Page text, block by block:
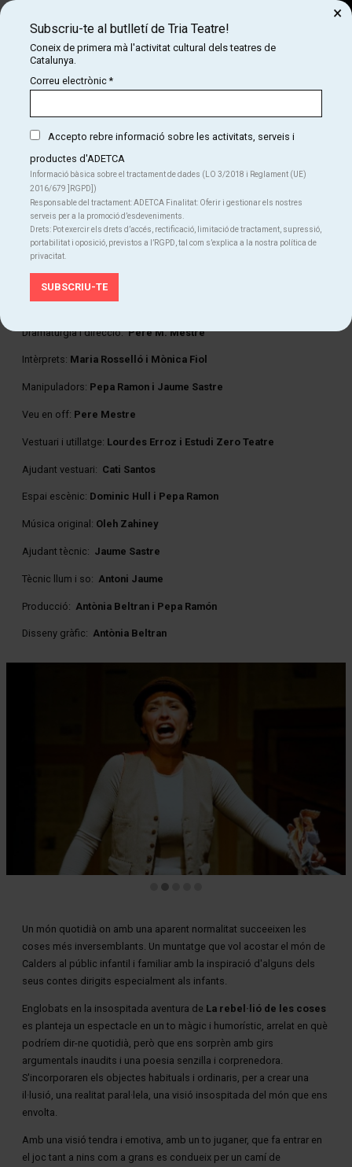
CARTELLERA
LA REBEL·LIÓ DE LES COSES
Recomanat: +3 anys
Del dj. 07.12.23al dv. 08.12.23
L'autèntica
Durada:60 min.
FITXA ARTÍSTICA
Dramatúrgia i direcció:Pere M. Mestre
Intèrprets: Maria Rosselló i Mònica Fiol
Manipuladors: Pepa Ramon i Jaume Sastre
Veu en off: Pere Mestre
Vestuari i utillatge: Lourdes Erroz i Estudi Zero Teatre
Ajudant vestuari: Cati Santos
Espai escènic: Dominic Hull i Pepa Ramon
Música original: Oleh Zahiney
Ajudant tècnic: Jaume Sastre
Tècnic llum i so: Antoni Jaume
Producció: Antònia Beltran i Pepa Ramón
Disseny gràfic: Antònia Beltran
Un món quotidià on amb una aparent normalitat succeeixen les
coses més inversemblants. Un muntatge que vol acostar el món de
Calders al públic infantil i familiar amb la inspiració d'alguns dels
seus contes dirigits especialment als infants.
Englobats en la insospitada aventura de La rebel·lió de les coses
es planteja un espectacle en un to màgic i humorístic, arrelat en què
podríem dir-ne quotidià, però que ens sorprèn amb girs
argumentals inaudits i una poesia senzilla i corprenedora.
S'incorporaren els objectes habituals i ordinaris, per a crear una
il·lusió, una realitat paral·lela, una visió insospitada del món que ens
envolta.
Amb una visió tendra i emotiva, amb un to juganer, que fa entrar en
el joc tant a nins com a grans es condueix per un camí de
Subscriu-te al butlletí de Tria Teatre!
Coneix de primera mà l'activitat cultural dels teatres de
Catalunya.
Correu electrònic*
Accepto rebre informació sobre les activitats, serveis i
productes d'ADETCA
Informació bàsica sobre el tractament de dades (LO 3/2018 i Reglament (UE)
2016/679 ]RGPD])
Responsable del tractament: ADETCA Finalitat: Oferir i gestionar els nostres
serveis per a la promoció d’esdeveniments.
Drets: Pot exercir els drets d’accés, rectificació, limitació de tractament, supressió,
portabilitat i oposició, previstos a l’RGPD, tal com s’explica a la nostra política de
privacitat.
×